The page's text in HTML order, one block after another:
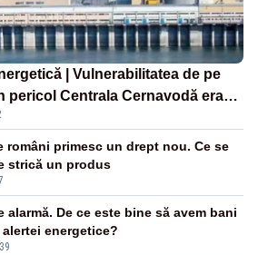
| Vulnerabilitatea de pe
pericol Centrala Cernavodă era
lui Ceaușescu
români primesc un drept nou. Ce se
strică un produs
alarmă. De ce este bine să avem bani
energetice?